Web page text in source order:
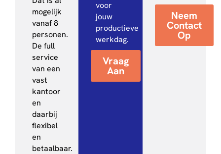
mogelijk
vanaf 8
personen.
De full
service
van een
vast
kantoor
en
daarbij
flexibel
en
betaalbaar.
voor
jouw
productieve
werkdag.
Vraag
Aan
Neem
Contact
Op